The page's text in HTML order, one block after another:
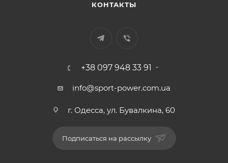
КОНТАКТЫ
+38 097 948 33 91
info@sport-power.com.ua
г. Одесса, ул. Бувалкина, 60
Подписаться на рассылку